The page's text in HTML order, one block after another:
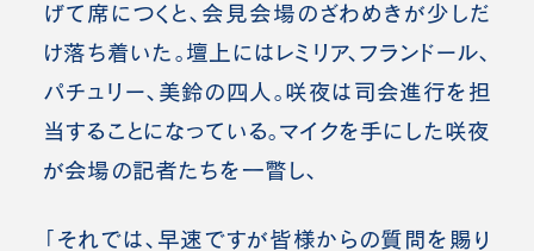
げて席につくと、会見会場のざわめきが少しだ
け落ち着いた。壇上にはレミリア、フランドール、
パチュリー、美鈴の四人。咲夜は司会進行を担
当することになっている。マイクを手にした咲夜
が会場の記者たちを一瞥し、
「それでは、早速ですが皆様からの質問を賜り